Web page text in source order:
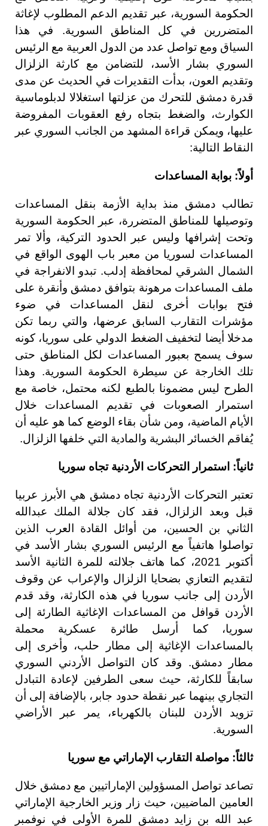
الحكومة السورية، عبر تقديم الدعم المطلوب لإغاثة
المتضررين في كل المناطق السورية. في هذا
السياق ومع تواصل عدد من الدول العربية مع الرئيس
السوري بشار الأسد، للتضامن مع كارثة الزلزال
وتقديم العون، بدأت التقديرات في الحديث عن مدى
قدرة دمشق للتحرك من عزلتها استغلالا لدبلوماسية
الكوارث، والضغط بتجاه رفع العقوبات المفروضة
عليها، ويمكن قراءة المشهد من الجانب السوري عبر
النقاط التالية:
أولاً: بوابة المساعدات
تطالب دمشق منذ بداية الأزمة بنقل المساعدات
وتوصيلها للمناطق المتضررة، عبر الحكومة السورية
وتحت إشرافها وليس عبر الحدود التركية، وألا تمر
المساعدات لسوريا من معبر باب الهوى الواقع في
الشمال الشرقي لمحافظة إدلب. تبدو الانفراجة في
ملف المساعدات مرهونة بتوافق دمشق وأنقرة على
فتح بوابات أخرى لنقل المساعدات في ضوء
مؤشرات التقارب السابق عرضها، والتي ربما تكن
مدخلا أيضا لتخفيف الضغط الدولي على سوريا، كونه
سوف يسمح بعبور المساعدات لكل المناطق حتى
تلك الخارجة عن سيطرة الحكومة السورية. وهذا
الطرح ليس مضمونا بالطبع لكنه محتمل، خاصة مع
استمرار الصعوبات في تقديم المساعدات خلال
الأيام الماضية، ومن شأن بقاء الوضع كما هو عليه أن
يُفاقم الخسائر البشرية والمادية التي خلفها الزلزال.
ثانياً: استمرار التحركات الأردنية تجاه سوريا
تعتبر التحركات الأردنية تجاه دمشق هي الأبرز عربيا
قبل وبعد الزلزال، فقد كان جلالة الملك عبدالله
الثاني بن الحسين، من أوائل القادة العرب الذين
تواصلوا هاتفياً مع الرئيس السوري بشار الأسد في
أكتوبر 2021، كما هاتف جلالته للمرة الثانية الأسد
لتقديم التعازي بضحايا الزلزال والإعراب عن وقوف
الأردن إلى جانب سوريا في هذه الكارثة، وقد قدم
الأردن قوافل من المساعدات الإغاثية الطارئة إلى
سوريا، كما أرسل طائرة عسكرية محملة
بالمساعدات الإغاثية إلى مطار حلب، وأخرى إلى
مطار دمشق. وقد كان التواصل الأردني السوري
سابقاً للكارثة، حيث سعى الطرفين لإعادة التبادل
التجاري بينهما عبر نقطة حدود جابر، بالإضافة إلى أن
تزويد الأردن للبنان بالكهرباء، يمر عبر الأراضي
السورية.
ثالثاً: مواصلة التقارب الإماراتي مع سوريا
تصاعد تواصل المسؤولين الإماراتيين مع دمشق خلال
العامين الماضيين، حيث زار وزير الخارجية الإماراتي
عبد الله بن زايد دمشق للمرة الأولى في نوفمبر